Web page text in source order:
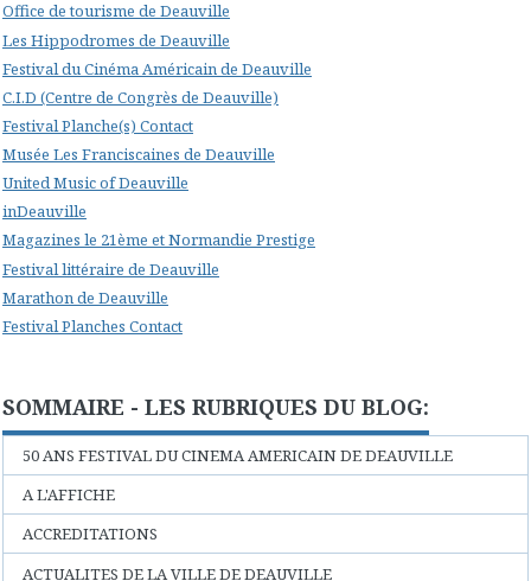
Office de tourisme de Deauville
Les Hippodromes de Deauville
Festival du Cinéma Américain de Deauville
C.I.D (Centre de Congrès de Deauville)
Festival Planche(s) Contact
Musée Les Franciscaines de Deauville
United Music of Deauville
inDeauville
Magazines le 21ème et Normandie Prestige
Festival littéraire de Deauville
Marathon de Deauville
Festival Planches Contact
SOMMAIRE - LES RUBRIQUES DU BLOG:
50 ANS FESTIVAL DU CINEMA AMERICAIN DE DEAUVILLE
A L'AFFICHE
ACCREDITATIONS
ACTUALITES DE LA VILLE DE DEAUVILLE